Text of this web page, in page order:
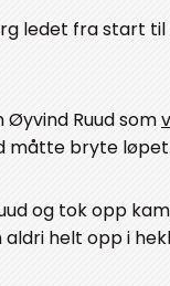
ledet fra start
Ruud som
måtte bryte løpet.
og tok opp
aldri helt opp i